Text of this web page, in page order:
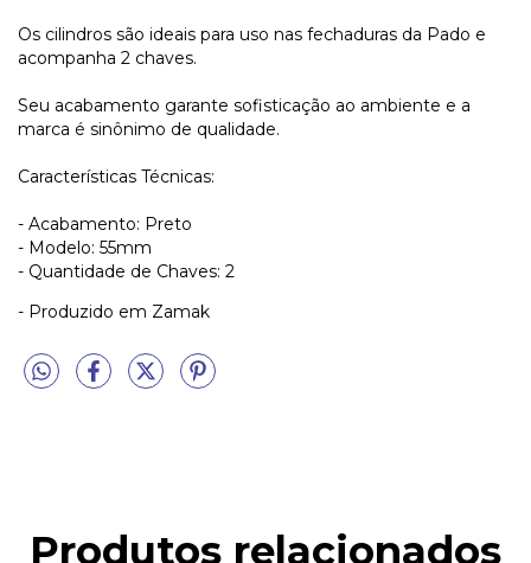
Os cilindros são ideais para uso nas fechaduras da Pado e
acompanha 2 chaves.
Seu acabamento garante sofisticação ao ambiente e a
marca é sinônimo de qualidade.
Características Técnicas:
- Acabamento: Preto
- Modelo: 55mm
- Quantidade de Chaves: 2
- Produzido em Zamak
Produtos relacionados